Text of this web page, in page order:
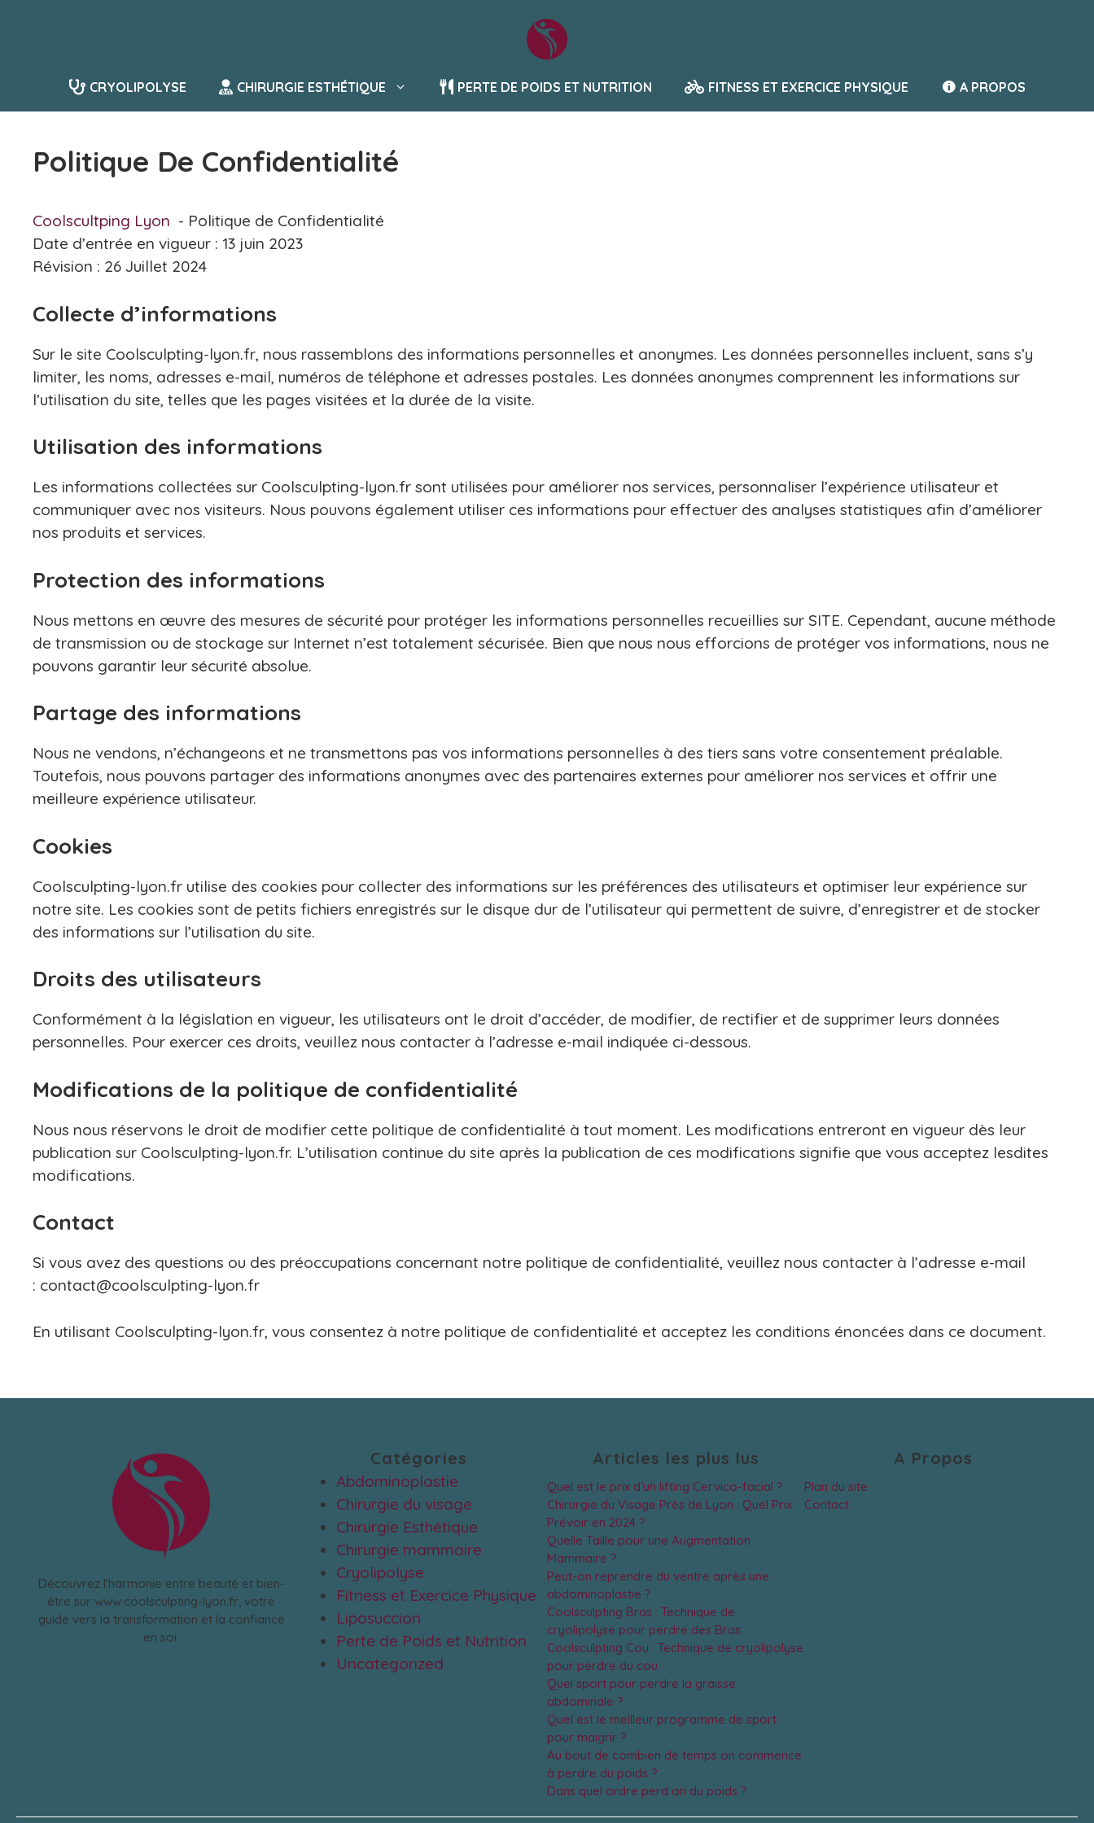
CRYOLIPOLYSE CHIRURGIE ESTHÉTIQUE PERTE DE POIDS ET NUTRITION FITNESS ET EXERCICE PHYSIQUE A PROPOS
Politique De Confidentialité
Coolscultping Lyon
Politique de Confidentialité
Date d’entrée en vigueur : 13 juin 2023
Révision : 26 Juillet 2024
Collecte d’informations
Sur le site Coolsculpting-lyon.fr, nous rassemblons des informations personnelles et anonymes. Les données personnelles incluent, sans s’y
limiter, les noms, adresses e-mail, numéros de téléphone et adresses postales. Les données anonymes comprennent les informations sur
l’utilisation du site, telles que les pages visitées et la durée de la visite.
Utilisation des informations
Les informations collectées sur Coolsculpting-lyon.fr sont utilisées pour améliorer nos services, personnaliser l’expérience utilisateur et
communiquer avec nos visiteurs. Nous pouvons également utiliser ces informations pour effectuer des analyses statistiques afin d’améliorer
nos produits et services.
Protection des informations
Nous mettons en œuvre des mesures de sécurité pour protéger les informations personnelles recueillies sur SITE. Cependant, aucune méthode
de transmission ou de stockage sur Internet n’est totalement sécurisée. Bien que nous nous efforcions de protéger vos informations, nous ne
pouvons garantir leur sécurité absolue.
Partage des informations
Nous ne vendons, n’échangeons et ne transmettons pas vos informations personnelles à des tiers sans votre consentement préalable.
Toutefois, nous pouvons partager des informations anonymes avec des partenaires externes pour améliorer nos services et offrir une
meilleure expérience utilisateur.
Cookies
Coolsculpting-lyon.fr utilise des cookies pour collecter des informations sur les préférences des utilisateurs et optimiser leur expérience sur
notre site. Les cookies sont de petits fichiers enregistrés sur le disque dur de l’utilisateur qui permettent de suivre, d’enregistrer et de stocker
des informations sur l’utilisation du site.
Droits des utilisateurs
Conformément à la législation en vigueur, les utilisateurs ont le droit d’accéder, de modifier, de rectifier et de supprimer leurs données
personnelles. Pour exercer ces droits, veuillez nous contacter à l’adresse e-mail indiquée ci-dessous.
Modifications de la politique de confidentialité
Nous nous réservons le droit de modifier cette politique de confidentialité à tout moment. Les modifications entreront en vigueur dès leur
publication sur Coolsculpting-lyon.fr. L’utilisation continue du site après la publication de ces modifications signifie que vous acceptez lesdites
modifications.
Contact
Si vous avez des questions ou des préoccupations concernant notre politique de confidentialité, veuillez nous contacter à l’adresse e-mail
: contact@coolsculpting-lyon.fr
En utilisant Coolsculpting-lyon.fr, vous consentez à notre politique de confidentialité et acceptez les conditions énoncées dans ce document.
Découvrez l'harmonie entre beauté et bien-
être sur www.coolsculpting-lyon.fr, votre
guide vers la transformation et la confiance
en soi.
Catégories
Abdominoplastie
Chirurgie du visage
Chirurgie Esthétique
Chirurgie mammaire
Cryolipolyse
Fitness et Exercice Physique
Liposuccion
Perte de Poids et Nutrition
Uncategorized
Articles les plus lus
Quel est le prix d’un lifting Cervico-facial ?
Chirurgie du Visage Près de Lyon : Quel Prix
Prévoir en 2024 ?
Quelle Taille pour une Augmentation
Mammaire ?
Peut-on reprendre du ventre après une
abdominoplastie ?
Coolsculpting Bras : Technique de
cryolipolyse pour perdre des Bras
Coolsculpting Cou : Technique de cryolipolyse
pour perdre du cou
Quel sport pour perdre la graisse
abdominale ?
Quel est le meilleur programme de sport
pour maigrir ?
Au bout de combien de temps on commence
à perdre du poids ?
Dans quel ordre perd on du poids ?
A Propos
Plan du site
Contact